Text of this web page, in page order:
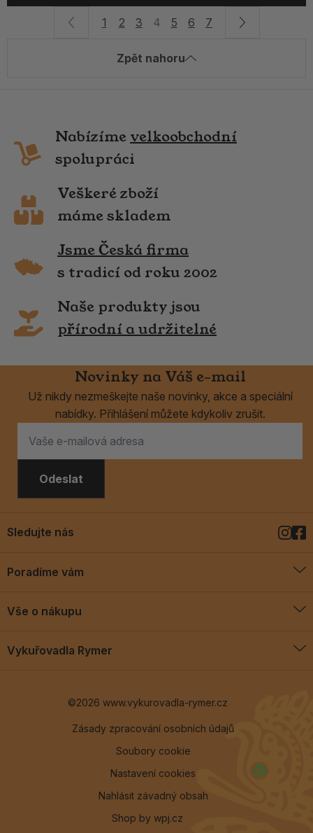
Zpět nahoru
1 2 3 4 5 6 7
Nabízíme velkoobchodní
spolupráci
Veškeré zboží
máme skladem
Jsme Česká firma
s tradicí od roku 2002
Naše produkty jsou
přírodní a udržitelné
Novinky na Váš e-mail
Už nikdy nezmeškejte naše novinky, akce a speciální
nabídky. Přihlášení můžete kdykoliv zrušit.
Odeslat
Poradíme vám
Blog
Vše o nákupu
Vykuřovadla Rymer
Sledujte nás
©2026 www.vykurovadla-rymer.cz
Zásady zpracování osobních údajů
Soubory cookie
Nastavení cookies
Nahlásit závadný obsah
Shop by wpj.cz